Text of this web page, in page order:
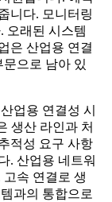
니다. 모니터링
오래된 시스템
은 산업용 연결
으로 남아 있
업용 연결성 시
생산 라인과 처
적성 요구 사항
. 산업용 네트워
속 연결로 생
과의 통합으로